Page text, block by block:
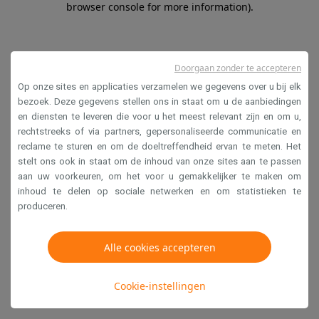
browser console for more information).
Op onze sites en applicaties verzamelen we gegevens over u bij elk
bezoek. Deze gegevens stellen ons in staat om u de aanbiedingen
en diensten te leveren die voor u het meest relevant zijn en om u,
rechtstreeks of via partners, gepersonaliseerde communicatie en
reclame te sturen en om de doeltreffendheid ervan te meten. Het
stelt ons ook in staat om de inhoud van onze sites aan te passen
aan uw voorkeuren, om het voor u gemakkelijker te maken om
inhoud te delen op sociale netwerken en om statistieken te
produceren.
Alle cookies accepteren
Cookie-instellingen
Doorgaan zonder te accepteren